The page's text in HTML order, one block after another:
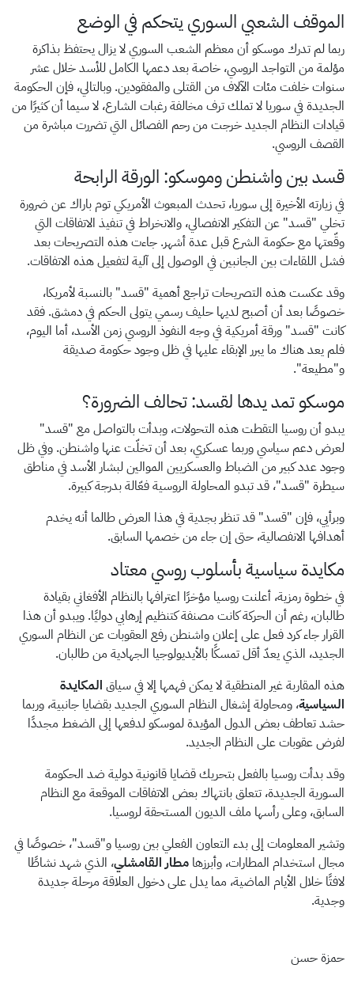
الموقف الشعبي السوري يتحكم في الوضع
ربما لم تدرك موسكو أن معظم الشعب السوري لا يزال يحتفظ بذاكرة
مؤلمة من التواجد الروسي، خاصة بعد دعمها الكامل للأسد خلال عشر
سنوات خلفت مئات الآلاف من القتلى والمفقودين. وبالتالي، فإن الحكومة
الجديدة في سوريا لا تملك ترف مخالفة رغبات الشارع، لا سيما أن كثيرًا من
قيادات النظام الجديد خرجت من رحم الفصائل التي تضررت مباشرة من
القصف الروسي.
قسد بين واشنطن وموسكو: الورقة الرابحة
في زيارته الأخيرة إلى سوريا، تحدث المبعوث الأمريكي توم باراك عن ضرورة
تخلي "قسد" عن التفكير الانفصالي، والانخراط في تنفيذ الاتفاقات التي
وقّعتها مع حكومة الشرع قبل عدة أشهر. جاءت هذه التصريحات بعد
فشل اللقاءات بين الجانبين في الوصول إلى آلية لتفعيل هذه الاتفاقات.
وقد عكست هذه التصريحات تراجع أهمية "قسد" بالنسبة لأمريكا،
خصوصًا بعد أن أصبح لديها حليف رسمي يتولى الحكم في دمشق. فقد
كانت "قسد" ورقة أمريكية في وجه النفوذ الروسي زمن الأسد، أما اليوم،
فلم يعد هناك ما يبرر الإبقاء عليها في ظل وجود حكومة صديقة
و"مطيعة".
موسكو تمد يدها لقسد: تحالف الضرورة؟
يبدو أن روسيا التقطت هذه التحولات، وبدأت بالتواصل مع "قسد"
لعرض دعم سياسي وربما عسكري، بعد أن تخلّت عنها واشنطن. وفي ظل
وجود عدد كبير من الضباط والعسكريين الموالين لبشار الأسد في مناطق
سيطرة "قسد"، قد تبدو المحاولة الروسية فعّالة بدرجة كبيرة.
وبرأيي، فإن "قسد" قد تنظر بجدية في هذا العرض طالما أنه يخدم
أهدافها الانفصالية، حتى إن جاء من خصمها السابق.
مكايدة سياسية بأسلوب روسي معتاد
في خطوة رمزية، أعلنت روسيا مؤخرًا اعترافها بالنظام الأفغاني بقيادة
طالبان، رغم أن الحركة كانت مصنفة كتنظيم إرهابي دوليًا. ويبدو أن هذا
القرار جاء كرد فعل على إعلان واشنطن رفع العقوبات عن النظام السوري
الجديد، الذي يعدّ أقل تمسكًا بالأيديولوجيا الجهادية من طالبان.
هذه المقاربة غير المنطقية لا يمكن فهمها إلا في سياق المكايدة
السياسية، ومحاولة إشغال النظام السوري الجديد بقضايا جانبية، وربما
حشد تعاطف بعض الدول المؤيدة لموسكو لدفعها إلى الضغط مجددًا
لفرض عقوبات على النظام الجديد.
وقد بدأت روسيا بالفعل بتحريك قضايا قانونية دولية ضد الحكومة
السورية الجديدة، تتعلق بانتهاك بعض الاتفاقات الموقعة مع النظام
السابق، وعلى رأسها ملف الديون المستحقة لروسيا.
وتشير المعلومات إلى بدء التعاون الفعلي بين روسيا و"قسد"، خصوصًا في
مجال استخدام المطارات، وأبرزها مطار القامشلي، الذي شهد نشاطًا
لافتًا خلال الأيام الماضية، مما يدل على دخول العلاقة مرحلة جديدة
وجدية.
حمزة حسن